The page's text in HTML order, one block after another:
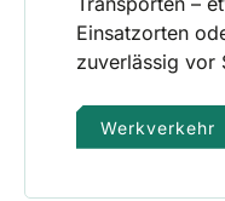
Einsatzorten
zuverlässig vor
Werkverkehr